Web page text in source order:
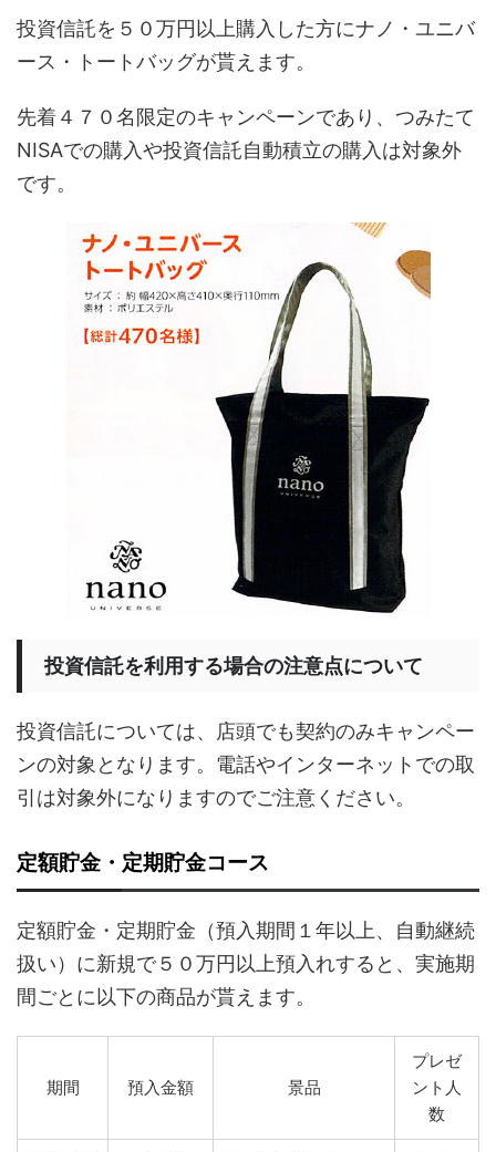
投資信託を５０万円以上購入した方にナノ・ユニバ
ース・トートバッグが貰えます。
先着４７０名限定のキャンペーンであり、つみたて
NISAでの購入や投資信託自動積立の購入は対象外
です。
投資信託を利用する場合の注意点について
投資信託については、店頭でも契約のみキャンペー
ンの対象となります。電話やインターネットでの取
引は対象外になりますのでご注意ください。
定額貯金・定期貯金コース
定額貯金・定期貯金（預入期間１年以上、自動継続
扱い）に新規で５０万円以上預入れすると、実施期
間ごとに以下の商品が貰えます。
期間 預入金額 景品
プレゼ
ント人
数